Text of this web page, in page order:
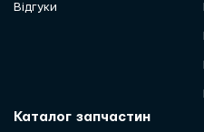
Відгуки
Каталог запчастин